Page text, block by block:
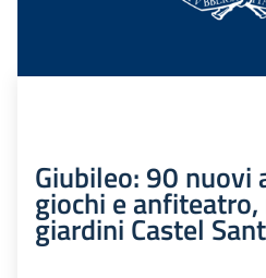
Giubileo: 90 nuovi
giochi e
giardini Castel